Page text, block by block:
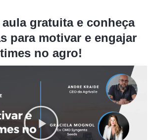
gratuita e conheça
para motivar e engajar
times no agro!